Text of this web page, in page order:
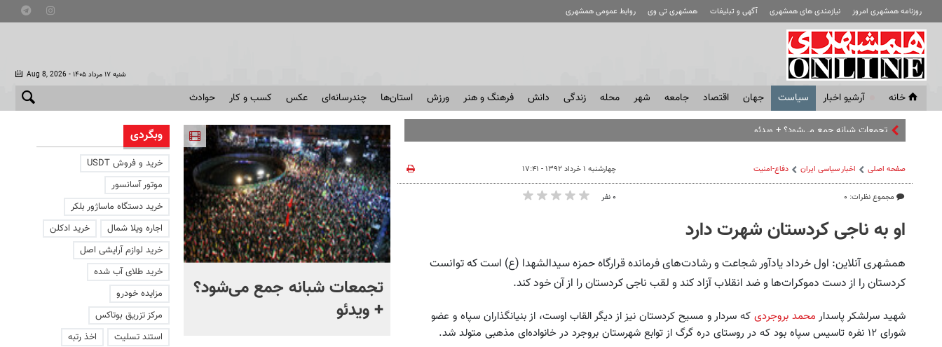
روزنامه همشهری امروز نیازمندی های همشهری آگهی و تبلیغات همشهری تی وی روابط عمومی همشهری
Aug 8, 2026 - شنبه ۱۷ مرداد ۱۴۰۵
خانه آرشیو اخبار سياست جهان اقتصاد جامعه شهر محله زندگی دانش فرهنگ و هنر ورزش استان‌ها چندرسانه‌ای عکس کسب و کار حوادث
مسئو
صفحه اصلی اخبار سیاسی ایران دفاع-امنیت
مجموع نظرات: ۰
چهارشنبه ۱ خرداد ۱۳۹۲ - ۱۷:۴۱
۰ نفر
او به ناجی کردستان شهرت دارد
همشهری آنلاین: اول خرداد یادآور شجاعت و رشادت‌های فرمانده قرارگاه حمزه سیدالشهدا (ع) است که توانست
کردستان را از دست دموکرات‌ها و ضد انقلاب آزاد کند و لقب ناجی کردستان را از آن خود کند.
شهید سرلشکر پاسدار محمد بروجردی که سردار و مسیح کردستان نیز از دیگر القاب اوست، از بنیانگذاران سپاه و عضو
شورای ۱۲ نفره تاسیس سپاه بود که در روستای دره گرگ از توابع شهرستان بروجرد در خانواده‌ای مذهبی متولد شد.
به ترامپ هشدار دادند که
هرچه سریعتر از ایران خارج
شو
تجمعات شبانه جمع می‌شود؟
+ ویدئو
مسئولان دولت واقعا با
تجمعات شبانه مخالف
ویدئو
وبگردی
خرید و فروش USDT
موتور آسانسور
خرید دستگاه ماساژور بلکر
اجاره ویلا شمال
خرید ادکلن
خرید لوازم آرایشی اصل
خرید طلای آب شده
مزایده خودرو
مرکز تزریق بوتاکس
استند تسلیت
اخذ رتبه